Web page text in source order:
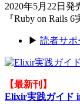
2020年5月22日発
『Ruby on Rails
▶ 読者サポ
【最新刊】
Elixir実践ガイド